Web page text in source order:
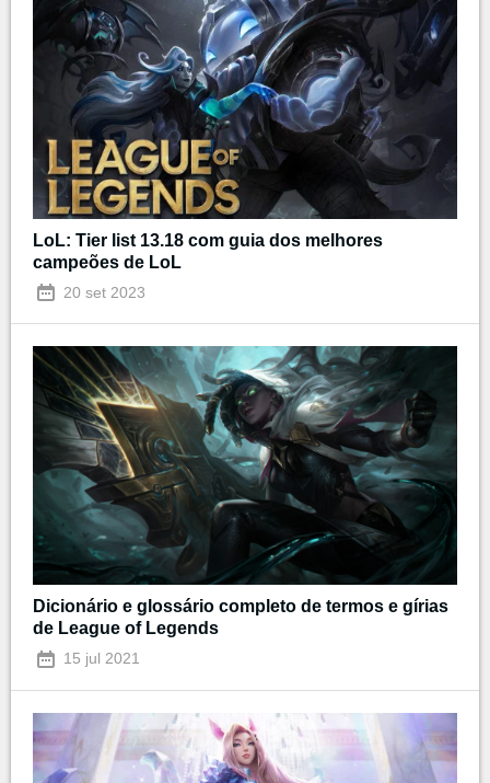
LoL: Tier list 13.18 com guia dos melhores
campeões de LoL
20 set 2023
Dicionário e glossário completo de termos e gírias
de League of Legends
15 jul 2021